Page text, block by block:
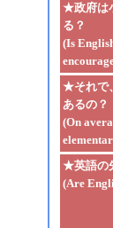
★政府は
る？
(Is
★それで
あるの？
(On
★英語の
(Are